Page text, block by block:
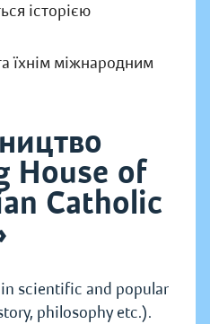
історією
їхнім міжнародним
House of
Catholic
scientific and popular
philosophy etc.).